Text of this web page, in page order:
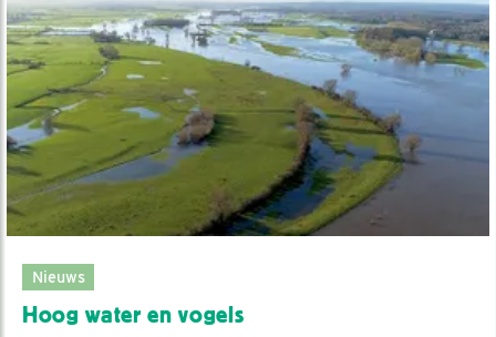
Nieuws
Hoog water en vogels